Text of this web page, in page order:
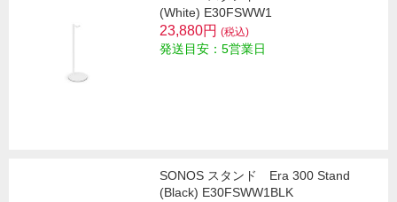
(White) E30FSWW1
23,880円 (税込)
発送目安：5営業日
SONOS スタンド Era 300 Stand
(Black) E30FSWW1BLK